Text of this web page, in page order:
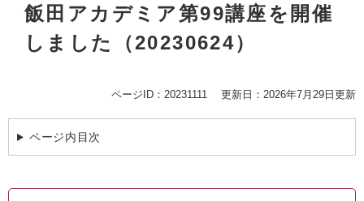
飯田アカデミア第99講座を開催
しました（20230624）
ページID：20231111 更新日：2026年7月29日更新
ページ内目次